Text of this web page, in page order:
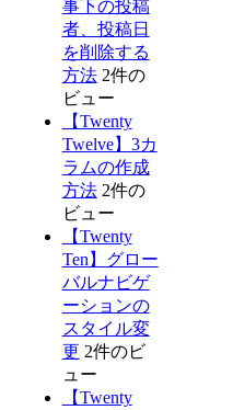
事下の投稿
者、投稿日
を削除する
方法 2件の
ビュー
【Twenty
Twelve】3カ
ラムの作成
方法 2件の
ビュー
【Twenty
Ten】グロー
バルナビゲ
ーションの
スタイル変
更 2件のビ
ュー
【Twenty